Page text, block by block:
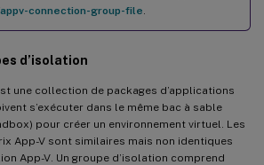
connection-group-file
d’isolation
une collection de packages d’applications
s’exécuter dans le même bac à sable
pour créer un environnement virtuel. Les
App-V sont similaires mais non identiques
App-V. Un groupe d’isolation comprend